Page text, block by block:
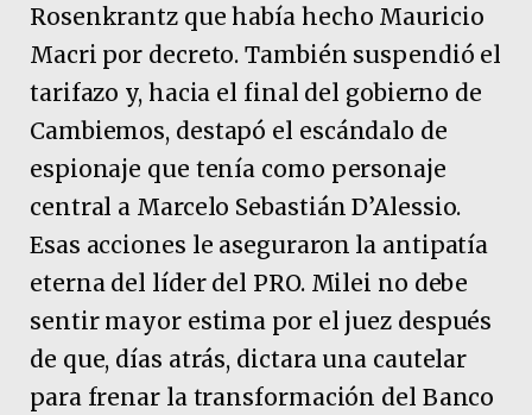
Rosenkrantz que había hecho Mauricio
Macri por decreto. También suspendió el
tarifazo y, hacia el final del gobierno de
Cambiemos, destapó el escándalo de
espionaje que tenía como personaje
central a Marcelo Sebastián D’Alessio.
Esas acciones le aseguraron la antipatía
eterna del líder del PRO. Milei no debe
sentir mayor estima por el juez después
de que, días atrás, dictara una cautelar
para frenar la transformación del Banco